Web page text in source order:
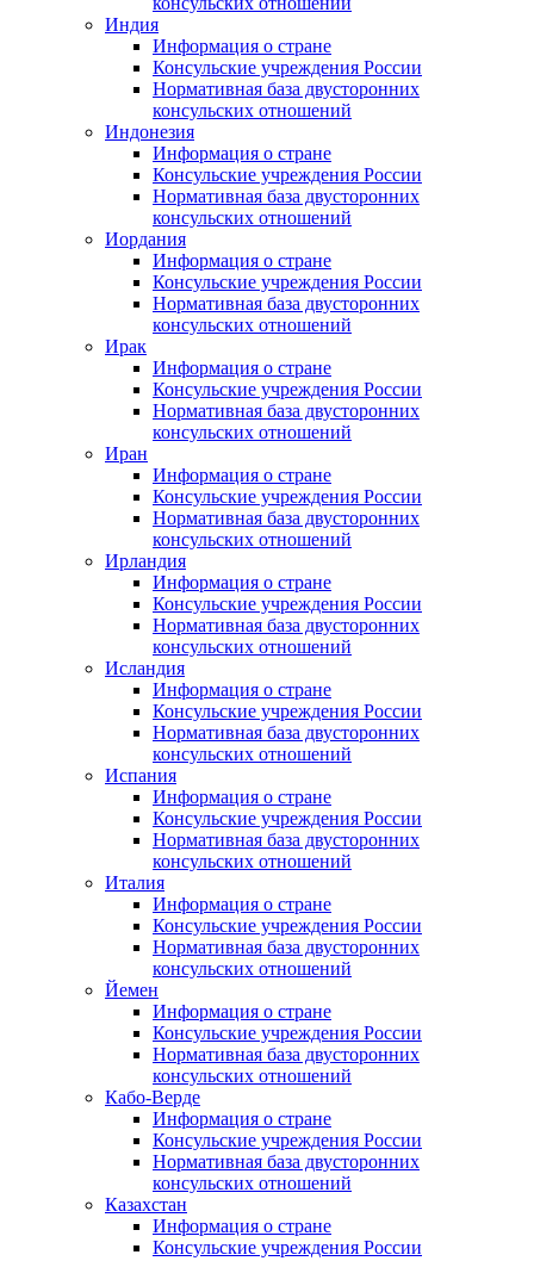
Индия
Информация о стране
Консульские учреждения России
Нормативная база двусторонних
консульских отношений
Индонезия
Информация о стране
Консульские учреждения России
Нормативная база двусторонних
консульских отношений
Иордания
Информация о стране
Консульские учреждения России
Нормативная база двусторонних
консульских отношений
Ирак
Информация о стране
Консульские учреждения России
Нормативная база двусторонних
консульских отношений
Иран
Информация о стране
Консульские учреждения России
Нормативная база двусторонних
консульских отношений
Ирландия
Информация о стране
Консульские учреждения России
Нормативная база двусторонних
консульских отношений
Исландия
Информация о стране
Консульские учреждения России
Нормативная база двусторонних
консульских отношений
Испания
Информация о стране
Консульские учреждения России
Нормативная база двусторонних
консульских отношений
Италия
Информация о стране
Консульские учреждения России
Нормативная база двусторонних
консульских отношений
Йемен
Информация о стране
Консульские учреждения России
Нормативная база двусторонних
консульских отношений
Кабо-Верде
Информация о стране
Консульские учреждения России
Нормативная база двусторонних
консульских отношений
Казахстан
Информация о стране
Консульские учреждения России